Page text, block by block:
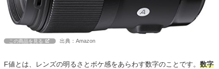
この商品を見る 出典：Amazon
F値とは、レンズの明るさとボケ感をあらわす数字のことです。 数字